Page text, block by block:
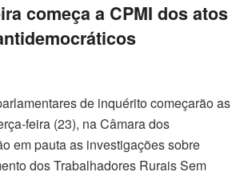
começa a CPMI dos atos
de inquérito começarão as
feira (23), na Câmara dos
em pauta as investigações sobre
dos Trabalhadores Rurais Sem